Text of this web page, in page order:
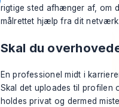
rigtige sted afhænger af, om
målrettet hjælp fra dit
Skal du
En professionel midt i
Skal det uploades til profilen
holdes privat og dermed